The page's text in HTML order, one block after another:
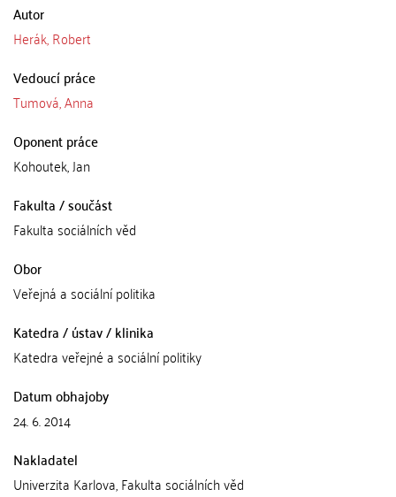
Autor
Herák, Robert
Vedoucí práce
Tumová, Anna
Oponent práce
Kohoutek, Jan
Fakulta / součást
Fakulta sociálních věd
Obor
Veřejná a sociální politika
Katedra / ústav / klinika
Katedra veřejné a sociální politiky
Datum obhajoby
24. 6. 2014
Nakladatel
Univerzita Karlova, Fakulta sociálních věd